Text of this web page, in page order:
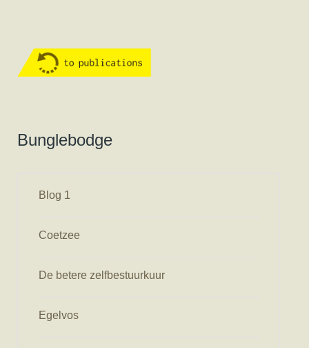
Bunglebodge
Blog 1
Coetzee
De betere zelfbestuurkuur
Egelvos